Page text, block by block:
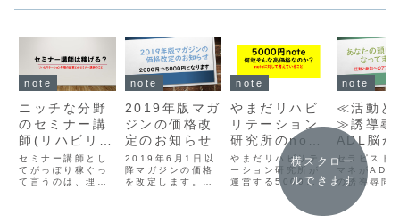
note
ニッチな分野
のセミナー講
師(リハビリテ
ーション・作
業療法士)
セミナー講師とし
てがっぽり稼ぐっ
て言うのは、理学
note
2019年版マガ
ジンの価格改
定のお知らせ
2019年6月1日以
降マガジンの価格
を改定します。マ
note
やまだリハビ
リテーション
研究所のnote
運営に関する
こと
やまだリハビリテ
ーション研究所が
運営する5000円
noteの販売実績や
5000円という価
格設定のことにつ
note
≪活動と
≫誘導尋
ADL脳か
却
セラピスト
マネがADL
の誘導尋問
ない限り、
参加にアプ
することは
横スクロー
ルできます